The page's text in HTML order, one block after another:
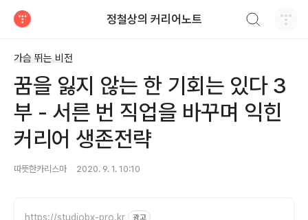
정철상의 커리어노트
가슴 뛰는 비전
꿈을 잃지 않는 한 기회는 있다 3
부 - 서른 번 직업을 바꾸며 익힌
커리어 생존전략
따뜻한카리스마 2020. 9. 1. 10:10
https://studiobx-pro.kr 광고